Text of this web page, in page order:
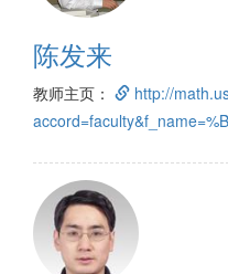
陈发来
教师主页：
http://